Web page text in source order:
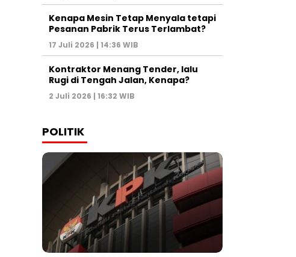
Kenapa Mesin Tetap Menyala tetapi
Pesanan Pabrik Terus Terlambat?
17 Juli 2026 | 14:36 WIB
Kontraktor Menang Tender, lalu
Rugi di Tengah Jalan, Kenapa?
2 Juli 2026 | 16:32 WIB
POLITIK